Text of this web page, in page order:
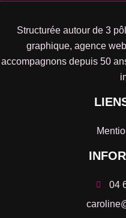
Structurée autour de 3
graphique, agence
accompagnons depuis 50
04